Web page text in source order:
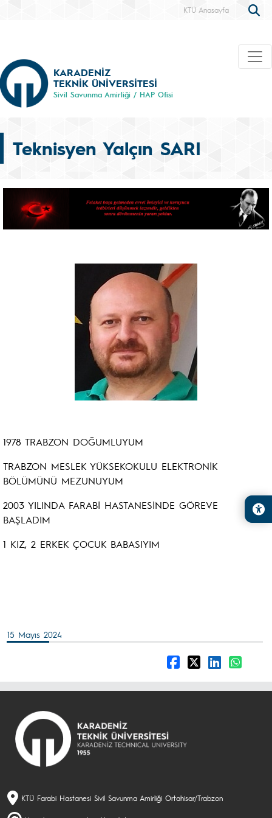
KTÜ Anasayfa
KARADENİZ
TEKNİK ÜNİVERSİTESİ
Sivil Savunma Amirliği / HAP Ofisi
Teknisyen Yalçın SARI
1978 TRABZON DOĞUMLUYUM
TRABZON MESLEK YÜKSEKOKULU ELEKTRONİK
BÖLÜMÜNÜ MEZUNUYUM
2003 YILINDA FARABİ HASTANESİNDE GÖREVE
BAŞLADIM
1 KIZ, 2 ERKEK ÇOCUK BABASIYIM
15 Mayıs 2024
KTÜ Farabi Hastanesi Sivil Savunma Amirliği Ortahisar/Trabzon